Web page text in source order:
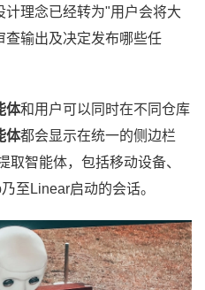
理念已经转为"用户会将大
查输出及决定发布哪些任
体和用户可以同时在不同仓库
体都会显示在统一的侧边栏
取智能体，包括移动设备、
至Linear启动的会话。